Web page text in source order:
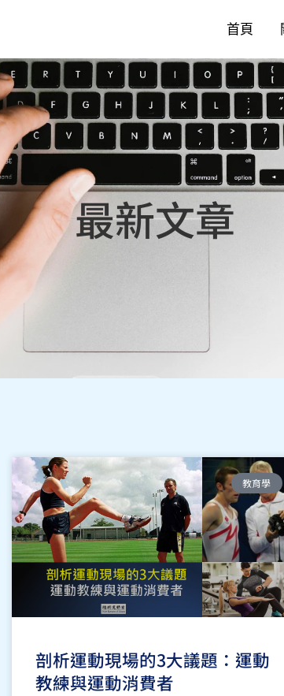
首頁
最新文章
教育學
剖析運動現場的3大議題：運動
教練與運動消費者
頁
面 面
頁
面
頁
面